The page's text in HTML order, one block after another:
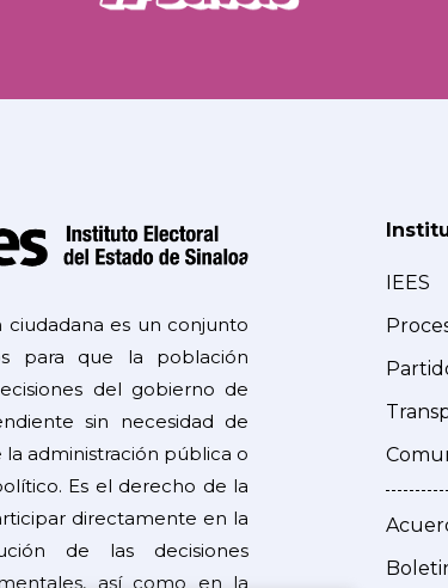
ciudadana es un conjunto
para que la población
del gobierno de
sin necesidad de
administración pública o
Es el derecho de la
directamente en la
de las decisiones
así como en la
IEES